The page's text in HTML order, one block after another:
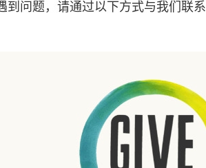
到问题，请通过以下方式与我们联系